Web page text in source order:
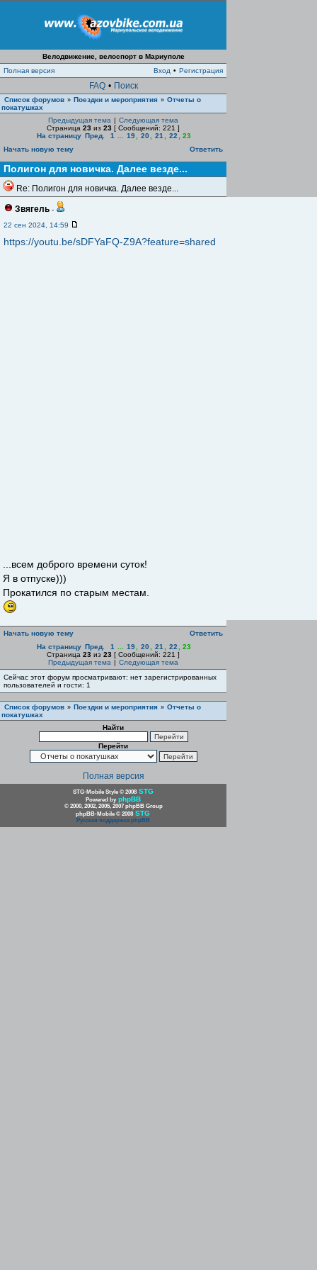
Велодвижение, велоспорт в Мариуполе
Полная версия
Вход • Регистрация
FAQ • Поиск
Список форумов » Поездки и мероприятия » Отчеты о
покатушках
Предыдущая тема | Следующая тема
Страница 23 из 23 [ Сообщений: 221 ]
На страницу Пред. 1 19 20 21 22
23
Начать новую тему
Ответить
Полигон для новичка. Далее везде...
Re: Полигон для новичка. Далее везде...
Звягель -
22 сен 2024, 14:59
https://youtu.be/sDFYaFQ-Z9A?feature=shared
...всем доброго времени суток!
Я в отпуске)))
Прокатился по старым местам.
Начать новую тему
Ответить
На страницу Пред. 1 19 20 21 22
23
Страница 23 из 23 [ Сообщений: 221 ]
Предыдущая тема | Следующая тема
Сейчас этот форум просматривают: нет зарегистрированных
пользователей и гости: 1
Список форумов » Поездки и мероприятия » Отчеты о
покатушках
Найти
Перейти
Полная версия
STG-Mobile Style © 2008 STG
Powered by phpBB
© 2000, 2002, 2005, 2007 phpBB Group
phpBB-Mobile © 2008 STG
Русская поддержка phpBB